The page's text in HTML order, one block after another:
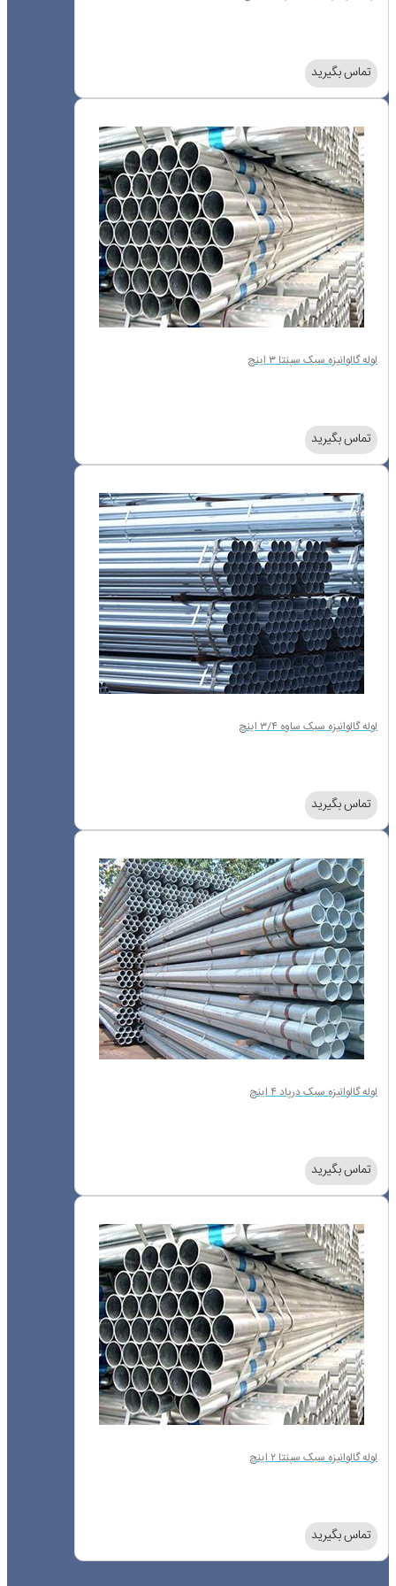
تماس بگیرید
لوله گالوانیزه سبک سپنتا ۳ اینچ
تماس بگیرید
لوله گالوانیزه سبک ساوه ۳/۴ اینچ
تماس بگیرید
لوله گالوانیزه سبک درپاد ۴ اینچ
تماس بگیرید
لوله گالوانیزه سبک سپنتا ۲ اینچ
تماس بگیرید